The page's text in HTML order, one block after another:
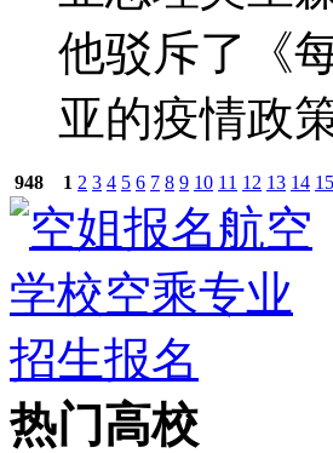
他驳斥了《
亚的疫情政
948 1 2 3 4 5 6 7 8 9 10 11 12 13 14 15
热门高校